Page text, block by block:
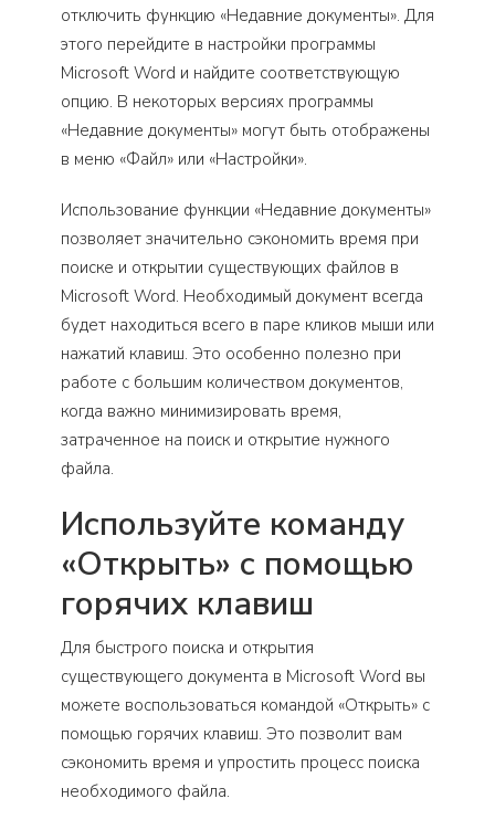
отключить функцию «Недавние документы». Для
этого перейдите в настройки программы
Microsoft Word и найдите соответствующую
опцию. В некоторых версиях программы
«Недавние документы» могут быть отображены
в меню «Файл» или «Настройки».
Использование функции «Недавние документы»
позволяет значительно сэкономить время при
поиске и открытии существующих файлов в
Microsoft Word. Необходимый документ всегда
будет находиться всего в паре кликов мыши или
нажатий клавиш. Это особенно полезно при
работе с большим количеством документов,
когда важно минимизировать время,
затраченное на поиск и открытие нужного
файла.
Используйте команду
«Открыть» с помощью
горячих клавиш
Для быстрого поиска и открытия
существующего документа в Microsoft Word вы
можете воспользоваться командой «Открыть» с
помощью горячих клавиш. Это позволит вам
сэкономить время и упростить процесс поиска
необходимого файла.